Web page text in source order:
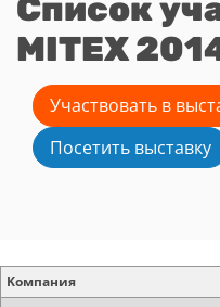
Список
MITEX
Участвовать в
Посетить выставку
Kомпания